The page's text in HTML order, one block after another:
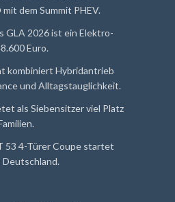
dem Summit PHEV.
GLA 2026 ist ein Elektro-
Euro.
kombiniert Hybridantrieb
und Alltagstauglichkeit.
als Siebensitzer viel Platz
53 4-Türer Coupe startet
Deutschland.